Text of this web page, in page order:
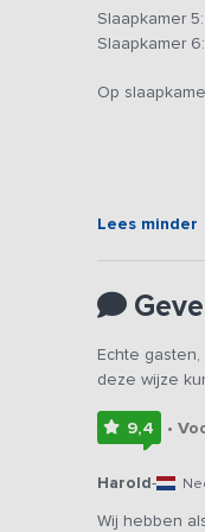
nostalgie, elk
het grote
dagen of
Een 3-
Een BBQ-
Een
Een
Vegetarisch
De
Slaapkamer
Slaapkamer
Op
Lees minder
Echte
deze wijze
9,4 •
Harold-
Wij hebben